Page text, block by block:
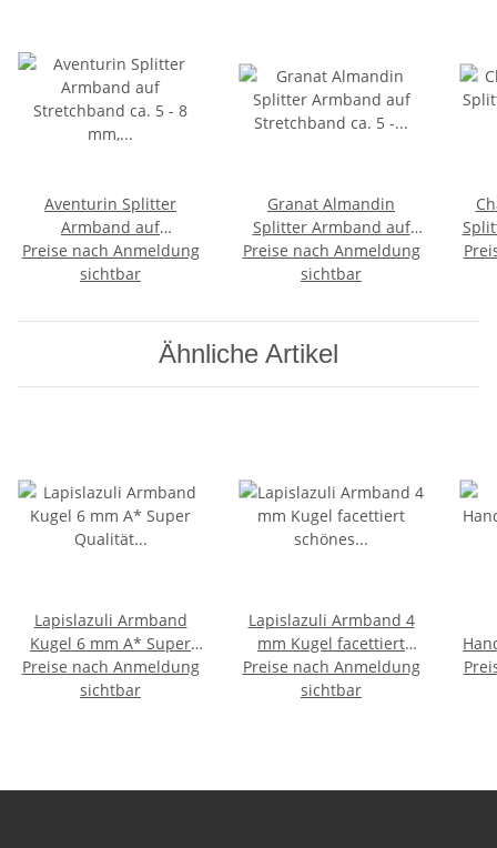
Aventurin Splitter
Armband auf
Stretchband ca. 5 - 8
mm, 19 - 20 cm lang
Preise nach Anmeldung
sichtbar
Granat Almandin
Splitter Armband auf
Stretchband ca. 5 - 8
mm, 19 - 20 cm lang
Preise nach Anmeldung
sichtbar
ca.
Ähnliche Artikel
Lapislazuli Armband
Kugel 6 mm A* Super
Qualität nachcoloierte
Farbe auf Stretchband
Preise nach Anmeldung
sichtbar
Lapislazuli Armband 4
mm Kugel facettiert
schönes blau auf
Stretchband
Preise nach Anmeldung
sichtbar
- 30